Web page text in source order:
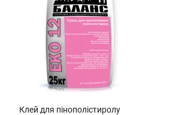
Клей для пінополістиролу